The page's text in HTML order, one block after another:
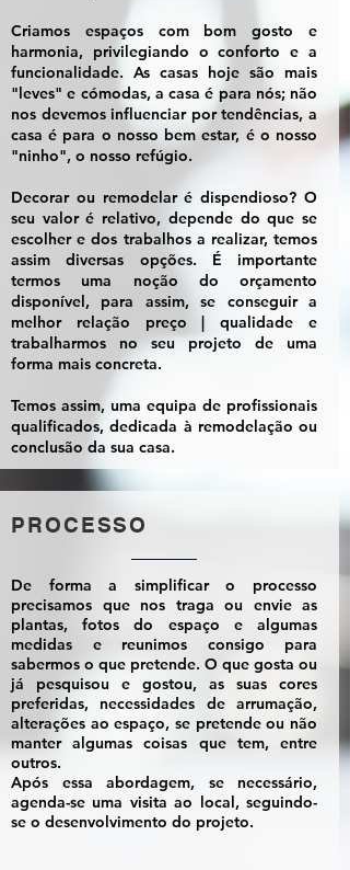
Criamos espaços com bom gosto e
harmonia, privilegiando o conforto e a
funcionalidade. As casas hoje são mais
"leves" e cómodas, a casa é para nós; não
nos devemos influenciar por tendências, a
casa é para o nosso bem estar, é o nosso
"ninho", o nosso refúgio.
Decorar ou remodelar é dispendioso? O
seu valor é relativo, depende do que se
escolher e dos trabalhos a realizar, temos
assim diversas opções. É importante
termos uma noção do orçamento
disponível, para assim, se conseguir a
melhor relação preço | qualidade e
trabalharmos no seu projeto de uma
forma mais concreta.
Temos assim, uma equipa de profissionais
qualificados, dedicada à remodelação ou
conclusão da sua casa.
PROCESSO
De forma a simplificar o processo
precisamos que nos traga ou envie as
plantas, fotos do espaço e algumas
medidas e reunimos consigo para
sabermos o que pretende. O que gosta ou
já pesquisou e gostou, as suas cores
preferidas, necessidades de arrumação,
alterações ao espaço, se pretende ou não
manter algumas coisas que tem, entre
outros.
Após essa abordagem, se necessário,
agenda-se uma visita ao local, seguindo-
se o desenvolvimento do projeto.